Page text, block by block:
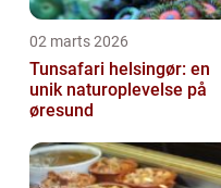
02 marts 2026
Tunsafari helsingør: en
unik naturoplevelse på
øresund